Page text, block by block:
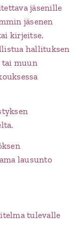
jäsenille
jäsenen
kirjeitse.
hallituksen
tai muun
lausunto
tulevalle